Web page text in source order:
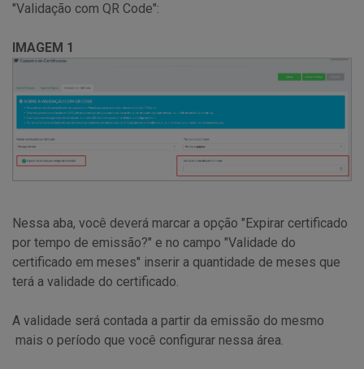
"Validação com QR Code":
IMAGEM 1
Nessa aba, você deverá marcar a opção "Expirar certificado
por tempo de emissão?" e no campo "Validade do
certificado em meses" inserir a quantidade de meses que
terá a validade do certificado.
A validade será contada a partir da emissão do mesmo
mais o período que você configurar nessa área.